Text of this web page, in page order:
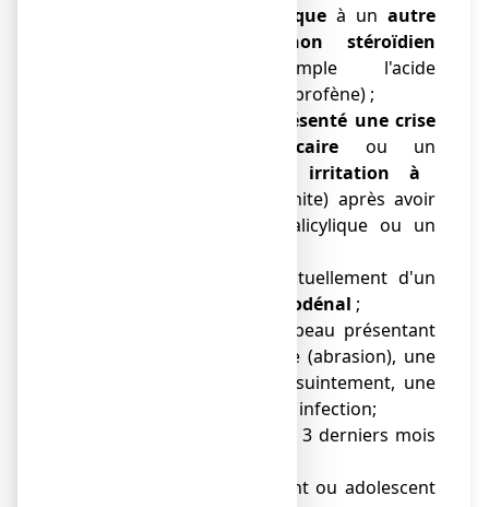
allergique à unautre
anti-inflammatoire non stéroïdien
(AINS, par exemple l'acide
acétylsalicylique ou l'ibuprofène) ;
présenté une crise
de l'urticaire ou un
gonflement et une irritation
à
(rhinite) après avoir
pris de l'acide acétylsalicylique ou un
● Si vous souffrez actuellement d'un
ulcère gastrique ou duodénal ;
● Sur une surface de peau présentant
une lésion, une éraflure (abrasion), une
plaie, une brûlure, un suintement, une
plaque d’eczéma ou une infection;
● Si vous êtes dans vos 3 derniers mois
● Si vous êtes un enfant ou adolescent